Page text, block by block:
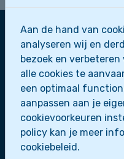
Zeescouts
Zeepaardjes
Zeewolfjes
Zeerobben
Dolfijnen
Scheepsmakkers
Zeeverkenners
Aan de hand van
analyseren wij en
bezoek en
alle cookies te
een optimaal
aanpassen aan je
cookievoorkeuren
policy kan je meer
cookiebeleid.